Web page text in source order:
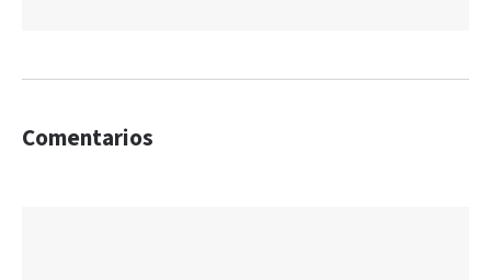
Comentarios